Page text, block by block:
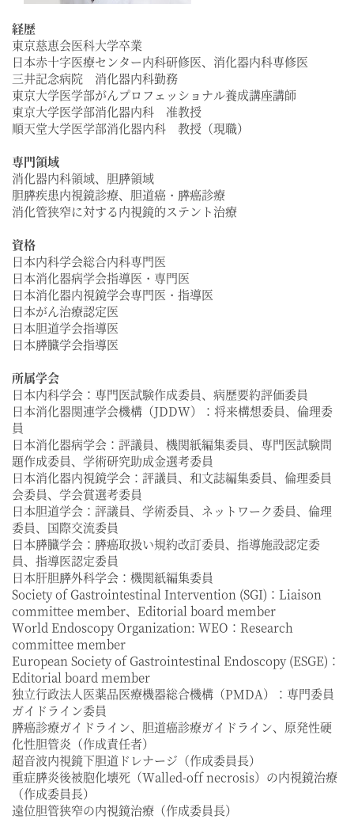
経歴
東京慈恵会医科大学卒業
日本赤十字医療センター内科研修医、消化器内科専修医
三井記念病院 消化器内科勤務
東京大学医学部がんプロフェッショナル養成講座講師
東京大学医学部消化器内科 准教授
順天堂大学医学部消化器内科 教授（現職）
専門領域
消化器内科領域、胆膵領域
胆膵疾患内視鏡診療、胆道癌・膵癌診療
消化管狭窄に対する内視鏡的ステント治療
資格
日本内科学会総合内科専門医
日本消化器病学会指導医・専門医
日本消化器内視鏡学会専門医・指導医
日本がん治療認定医
日本胆道学会指導医
日本膵臓学会指導医
所属学会
日本内科学会：専門医試験作成委員、病歴要約評価委員
日本消化器関連学会機構（JDDW）：将来構想委員、倫理委
員
日本消化器病学会：評議員、機関紙編集委員、専門医試験問
題作成委員、学術研究助成金選考委員
日本消化器内視鏡学会：評議員、和文誌編集委員、倫理委員
会委員、学会賞選考委員
日本胆道学会：評議員、学術委員、ネットワーク委員、倫理
委員、国際交流委員
日本膵臓学会：膵癌取扱い規約改訂委員、指導施設認定委
員、指導医認定委員
日本肝胆膵外科学会：機関紙編集委員
Society of Gastrointestinal Intervention (SGI)：Liaison
committee member、Editorial board member
World Endoscopy Organization: WEO：Research
committee member
European Society of Gastrointestinal Endoscopy (ESGE)：
Editorial board member
独立行政法人医薬品医療機器総合機構（PMDA）：専門委員
ガイドライン委員
膵癌診療ガイドライン、胆道癌診療ガイドライン、原発性硬
化性胆管炎（作成責任者）
超音波内視鏡下胆道ドレナージ（作成委員長）
重症膵炎後被胞化壊死（Walled-off necrosis）の内視鏡治療
（作成委員長）
遠位胆管狭窄の内視鏡治療（作成委員長）